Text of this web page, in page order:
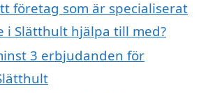
företag som är specialiserat
i Slätthult hjälpa till med?
3 erbjudanden för